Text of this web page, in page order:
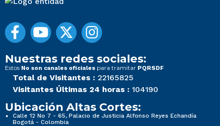
Nuestras redes sociales:
Estos No son canales oficiales para tramitar PQRSDF
Total de Visitantes : 22165825
Visitantes Últimas 24 horas : 104190
Ubicación Altas Cortes:
Calle 12 No 7 - 65, Palacio de Justicia Alfonso Reyes Echandía
Bogotá - Colombia